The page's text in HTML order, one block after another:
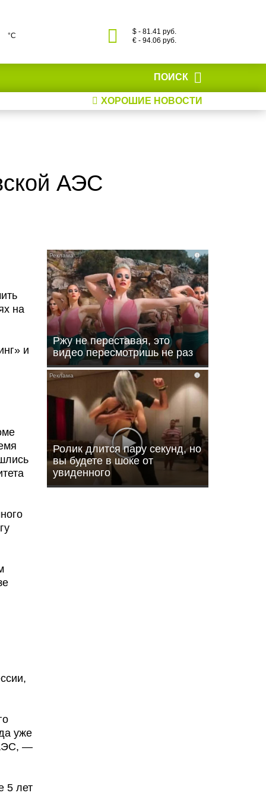
°С
$ - 81.41 руб.
€ - 94.06 руб.
ПОИСК
ХОРОШИЕ НОВОСТИ
АЭС
на
и
уже
—
5 лет
i
Ржу не переставая, это
видео пересмотришь не раз
i
Ролик длится пару секунд, но
вы будете в шоке от
увиденного